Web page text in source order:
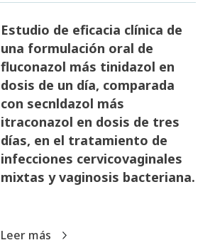
Estudio de eficacia clínica de
una formulación oral de
fluconazol más tinidazol en
dosis de un día, comparada
con secnldazol más
itraconazol en dosis de tres
días, en el tratamiento de
infecciones cervicovaginales
mixtas y vaginosis bacteriana.
Leer más